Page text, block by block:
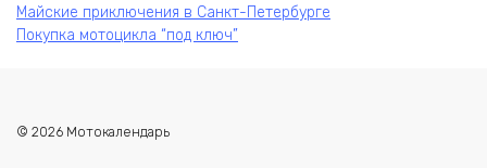
Майские приключения в Санкт-Петербурге
Покупка мотоцикла “под ключ”
© 2026 Мотокалендарь